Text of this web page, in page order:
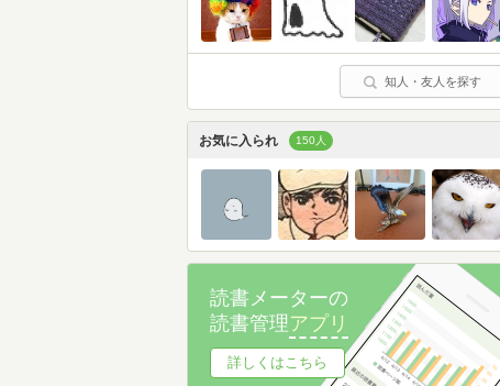
知人・友人を探す
お気に入られ 150人
読書メーターの
読書管理アプリ
詳しくはこちら